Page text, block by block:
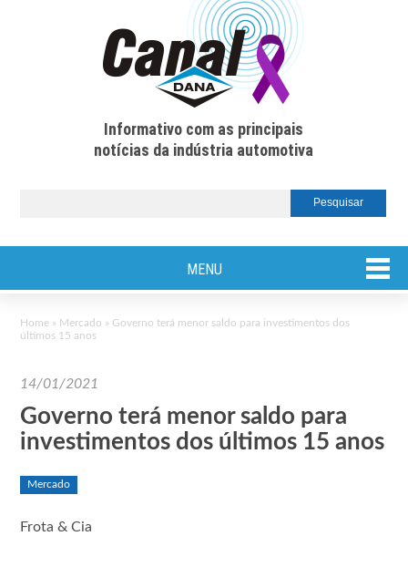
Informativo com as principais
notícias da indústria automotiva
MENU
Home » Mercado » Governo terá menor saldo para investimentos dos
últimos 15 anos
14/01/2021
Governo terá menor saldo para
investimentos dos últimos 15 anos
Mercado
Frota & Cia